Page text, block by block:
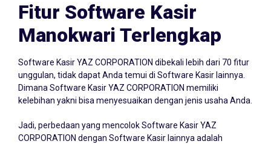
Fitur Software Kasir
Manokwari Terlengkap
Software Kasir YAZ CORPORATION dibekali lebih dari 70 fitur
unggulan, tidak dapat Anda temui di Software Kasir lainnya.
Dimana Software Kasir YAZ CORPORATION memiliki
kelebihan yakni bisa menyesuaikan dengan jenis usaha Anda.
Jadi, perbedaan yang mencolok Software Kasir YAZ
CORPORATION dengan Software Kasir lainnya adalah